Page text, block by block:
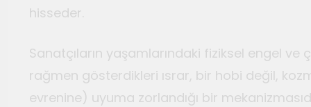
hisseder.
Sanatçıların yaşamlarındaki fiziksel engel ve
rağmen gösterdikleri ısrar, bir hobi değil,
evrenine) uyuma zorlandığı bir